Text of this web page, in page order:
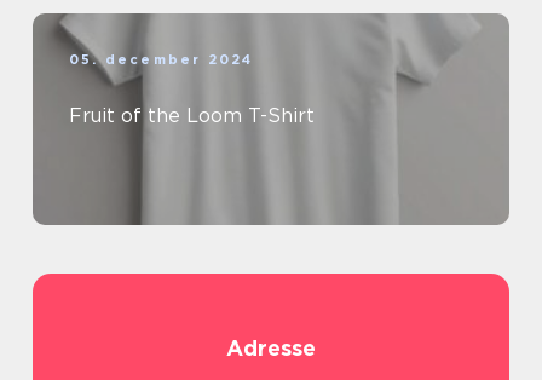
05. december 2024
Fruit of the Loom T-Shirt
Adresse